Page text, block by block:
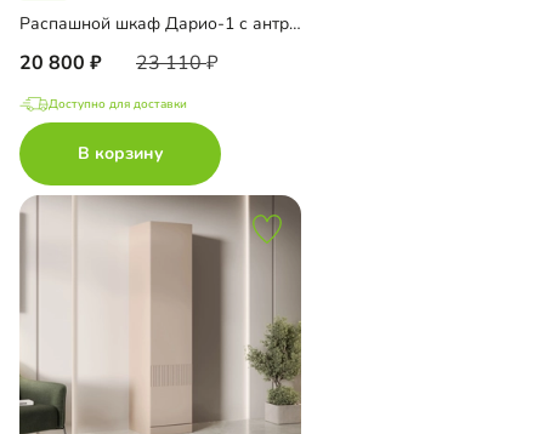
Распашной шкаф Дарио-1 с антресолью
20 800 23 110
Доступно для доставки
В корзину